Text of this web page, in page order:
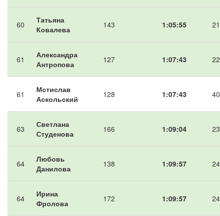
60
Татьяна
Ковалева
143 1:05:55 21
61
Александра
Антропова
127 1:07:43 22
61
Мстислав
Аскольский
128 1:07:43 40
63
Светлана
Студенова
166 1:09:04 23
64
Любовь
Данилова
138 1:09:57 24
64
Ирина
Фролова
172 1:09:57 24